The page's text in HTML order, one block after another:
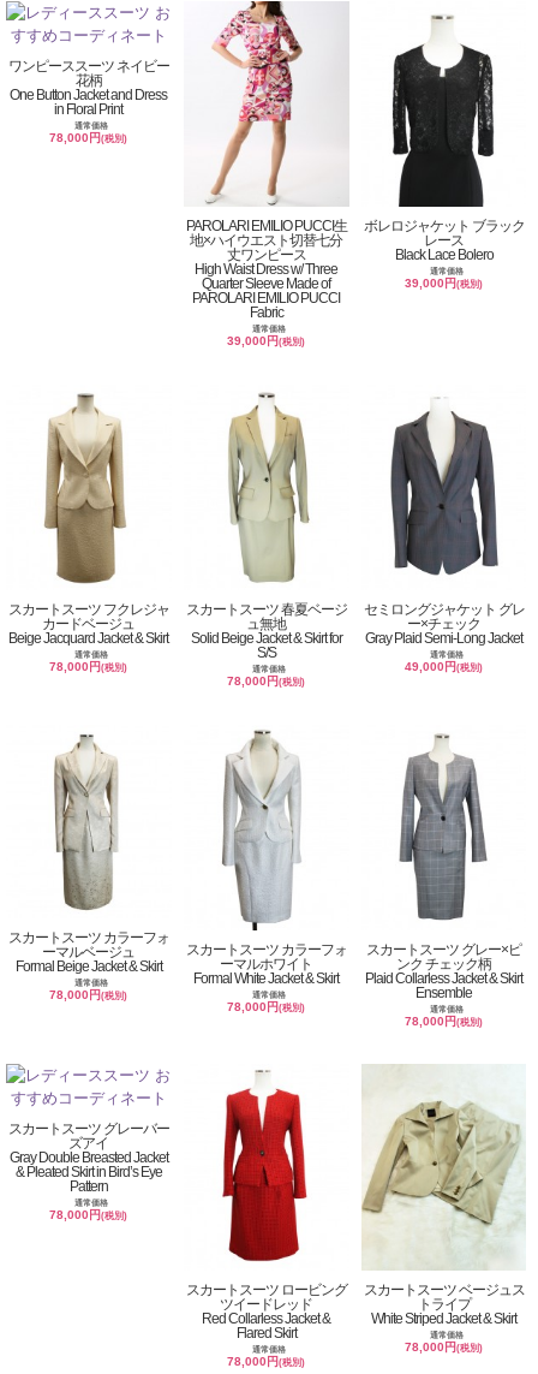
ワンピーススーツ ネイビー
花柄
One Button Jacket and Dress
in Floral Print
通常価格
78,000円(税別)
PAROLARI EMILIO PUCCI生
地×ハイウエスト切替七分
丈ワンピース
High Waist Dress w/ Three
Quarter Sleeve Made of
PAROLARI EMILIO PUCCI
Fabric
通常価格
39,000円(税別)
ボレロジャケット ブラック
レース
Black Lace Bolero
通常価格
39,000円(税別)
スカートスーツ フクレジャ
カードベージュ
Beige Jacquard Jacket & Skirt
通常価格
78,000円(税別)
スカートスーツ 春夏ベージ
ュ無地
Solid Beige Jacket & Skirt for
S/S
通常価格
78,000円(税別)
セミロングジャケット グレ
ー×チェック
Gray Plaid Semi-Long Jacket
通常価格
49,000円(税別)
スカートスーツ カラーフォ
ーマルベージュ
Formal Beige Jacket & Skirt
通常価格
78,000円(税別)
スカートスーツ カラーフォ
ーマルホワイト
Formal White Jacket & Skirt
通常価格
78,000円(税別)
スカートスーツ グレー×ピ
ンク チェック柄
Plaid Collarless Jacket & Skirt
Ensemble
通常価格
78,000円(税別)
スカートスーツ グレーバー
ズアイ
Gray Double Breasted Jacket
& Pleated Skirt in Bird’s Eye
Pattern
通常価格
78,000円(税別)
スカートスーツ ロービング
ツイードレッド
Red Collarless Jacket &
Flared Skirt
通常価格
78,000円(税別)
スカートスーツ ベージュス
トライプ
White Striped Jacket & Skirt
通常価格
78,000円(税別)